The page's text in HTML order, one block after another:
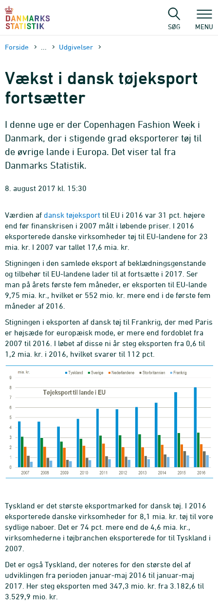
sidens
SØG MENU
Forside Udgivelser
Vækst i dansk tøjeksport
fortsætter
I denne uge er der Copenhagen Fashion Week i
Danmark, der i stigende grad eksporterer tøj til
de øvrige lande i Europa. Det viser tal fra
Danmarks Statistik.
8. august 2017 kl. 15:30
Værdien af dansk tøjeksport til EU i 2016 var 31 pct. højere
end før finanskrisen i 2007 målt i løbende priser. I 2016
eksporterede danske virksomheder tøj til EU-landene for 23
mia. kr. I 2007 var tallet 17,6 mia. kr.
Stigningen i den samlede eksport af beklædningsgenstande
og tilbehør til EU-landene lader til at fortsætte i 2017. Ser
man på årets første fem måneder, er eksporten til EU-lande
9,75 mia. kr., hvilket er 552 mio. kr. mere end i de første fem
måneder af 2016.
Stigningen i eksporten af dansk tøj til Frankrig, der med Paris
er højsæde for europæisk mode, er mere end fordoblet fra
2007 til 2016. I løbet af disse ni år steg eksporten fra 0,6 til
1,2 mia. kr. i 2016, hvilket svarer til 112 pct.
Tyskland er det største eksportmarked for dansk tøj. I 2016
eksporterede danske virksomheder for 8,1 mia. kr. tøj til vore
sydlige naboer. Det er 74 pct. mere end de 4,6 mia. kr.,
virksomhederne i tøjbranchen eksporterede for til Tyskland i
2007.
Det er også Tyskland, der noteres for den største del af
udviklingen fra perioden januar-maj 2016 til januar-maj
2017. Her steg eksporten med 347,3 mio. kr. fra 3.182,6 til
3.529,9 mio. kr.